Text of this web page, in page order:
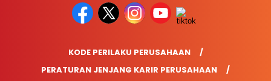
KODE PERILAKU PERUSAHAAN
PERATURAN JENJANG KARIR PERUSAHAAN